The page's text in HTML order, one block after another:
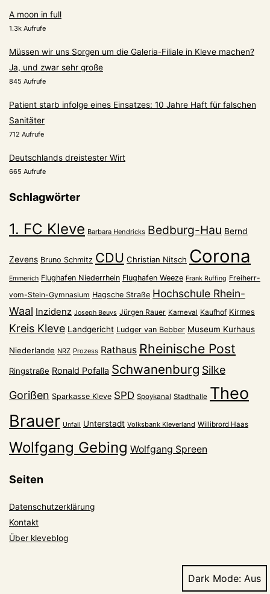
A moon in full
1.3k Aufrufe
Müssen wir uns Sorgen um die Galeria-Filiale in Kleve machen?
Ja, und zwar sehr große
845 Aufrufe
Patient starb infolge eines Einsatzes: 10 Jahre Haft für falschen
Sanitäter
712 Aufrufe
Deutschlands dreistester Wirt
665 Aufrufe
Schlagwörter
1. FC Kleve Barbara Hendricks Bedburg-Hau Bernd
Zevens Bruno Schmitz CDU Christian Nitsch Corona
Emmerich Flughafen Niederrhein Flughafen Weeze Frank Ruffing Freiherr-
vom-Stein-Gymnasium Hagsche Straße Hochschule Rhein-
Waal Inzidenz Joseph Beuys Jürgen Rauer Karneval Kaufhof Kirmes
Kreis Kleve Landgericht Ludger van Bebber Museum Kurhaus
Niederlande NRZ Prozess Rathaus Rheinische Post
Ringstraße Ronald Pofalla Schwanenburg Silke
Gorißen Sparkasse Kleve SPD Spoykanal Stadthalle Theo
Brauer Unfall Unterstadt Volksbank Kleverland Willibrord Haas
Wolfgang Gebing Wolfgang Spreen
Seiten
Datenschutzerklärung
Kontakt
Über kleveblog
Dark Mode: